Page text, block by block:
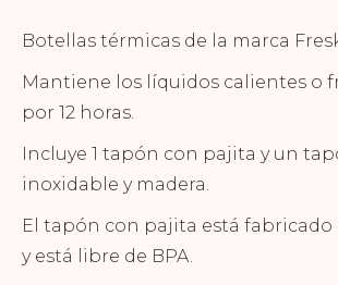
Botellas térmicas de la marca
Mantiene los líquidos calientes o
por 12 horas.
Incluye 1 tapón con pajita y un
inoxidable y madera.
El tapón con pajita está fabricado
y está libre de BPA.